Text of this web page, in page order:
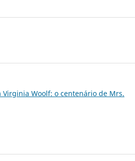
Virginia Woolf: o centenário de Mrs.